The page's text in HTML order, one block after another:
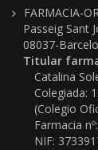
FARMACIA-
Passeig Sant
08037-
Titular
Catalina
Colegiada:
(Colegio
Farmacia
NIF: